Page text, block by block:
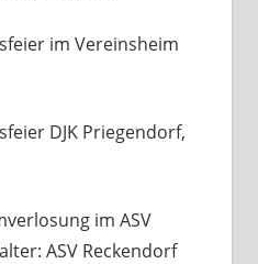
im Vereinsheim
DJK Priegendorf,
im ASV
ASV Reckendorf